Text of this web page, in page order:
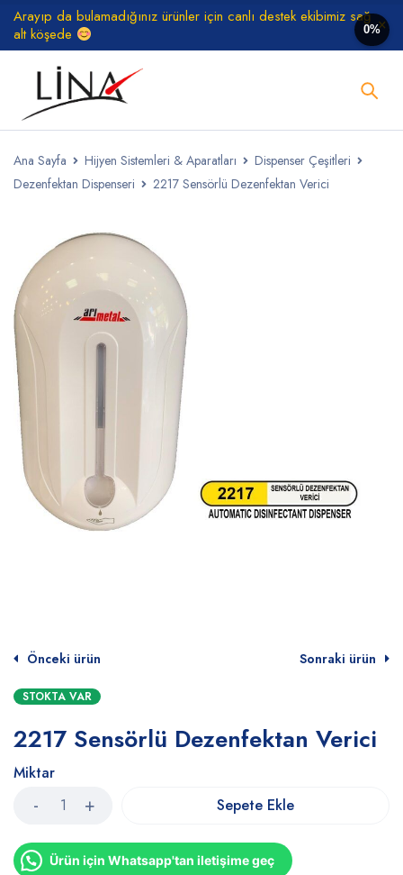
Arayıp da bulamadığınız ürünler için canlı destek ekibimiz sağ
alt köşede
Ana Sayfa Hijyen Sistemleri & Aparatları
Dispenser Çeşitleri
Dezenfektan Dispenseri
2217 Sensörlü Dezenfektan Verici
Önceki ürün Sonraki ürün
STOKTA VAR
2217 Sensörlü Dezenfektan Verici
Miktar
Sepete Ekle
Ürün için Whatsapp'tan iletişime geç
0%